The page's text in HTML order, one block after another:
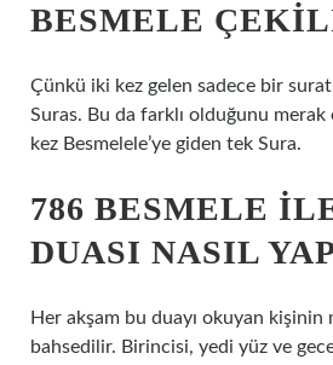
BESMELE
Çünkü iki kez gelen sadece bir
Suras. Bu da farklı olduğunu merak
kez Besmelele’ye giden tek Sura.
786 BESMELE
DUASI NASIL
Her akşam bu duayı okuyan
bahsedilir. Birincisi, yedi yüz ve